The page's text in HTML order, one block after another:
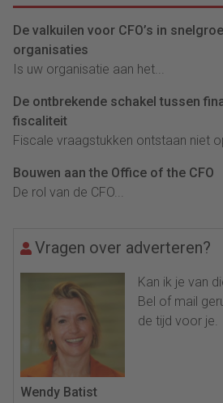
De valkuilen voor CFO’s in
organisaties
Is uw organisatie aan het...
De ontbrekende schakel tussen
fiscaliteit
Fiscale vraagstukken ontstaan niet
Bouwen aan the Office of the CFO
De rol van de CFO...
Vragen over adverteren?
Kan ik je van
Bel of mail
de tijd voor je.
Wendy Batist